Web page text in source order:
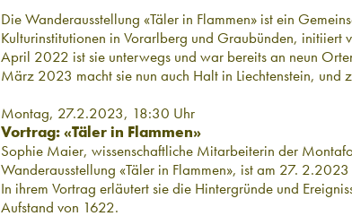
Die Wanderausstellung «Täler in Flammen» ist ein
Kulturinstitutionen in Vorarlberg und Graubünden, initiiert
April 2022 ist sie unterwegs und war bereits an neun
März 2023 macht sie nun auch Halt in Liechtenstein, und
Montag, 27.2.2023, 18:30 Uhr
Vortrag: «Täler in Flammen»
Sophie Maier, wissenschaftliche Mitarbeiterin der
Wanderausstellung «Täler in Flammen», ist am 27.
In ihrem Vortrag erläutert sie die Hintergründe und
Aufstand von 1622.